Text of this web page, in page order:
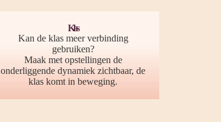
Klas
Kan de klas meer verbinding
gebruiken?
Maak met opstellingen de
onderliggende dynamiek zichtbaar, de
klas komt in beweging.